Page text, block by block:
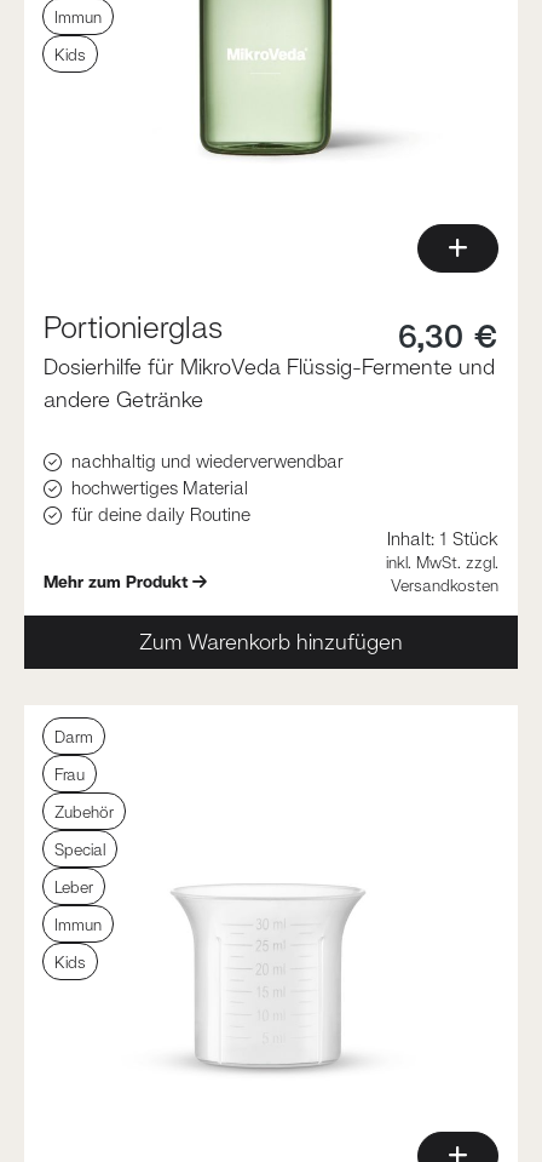
Immun
Kids
Portionierglas 6,30 €
Dosierhilfe für MikroVeda Flüssig-Fermente und
andere Getränke
nachhaltig und wiederverwendbar
hochwertiges Material
für deine daily Routine
Mehr zum Produkt
Inhalt: 1 Stück
inkl. MwSt. zzgl.
Versandkosten
Zum Warenkorb hinzufügen
Darm
Frau
Zubehör
Special
Leber
Immun
Kids